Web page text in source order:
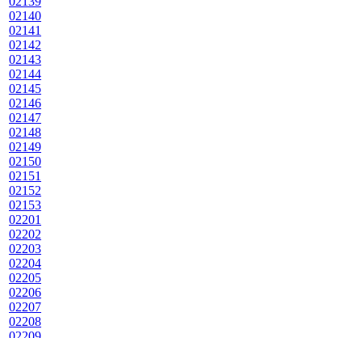
02140
02141
02142
02143
02144
02145
02146
02147
02148
02149
02150
02151
02152
02153
02201
02202
02203
02204
02205
02206
02207
02208